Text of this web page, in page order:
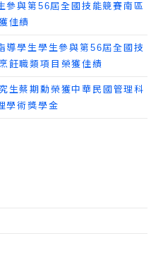
參與第56屆全國技能競賽南區
佳績
導學生學生參與第56屆全國技
飪職類項目榮獲佳績
生蔡期勳榮獲中華民國管理科
學術獎學金